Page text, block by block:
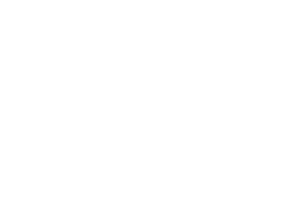
:
et des options incluses.
et de contrôle
marges entre vendeurs